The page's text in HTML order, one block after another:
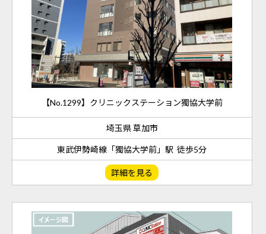
【No.1299】クリニックステーション獨協大学前
埼玉県 草加市
東武伊勢崎線「獨協大学前」駅 徒歩5分
詳細を見る